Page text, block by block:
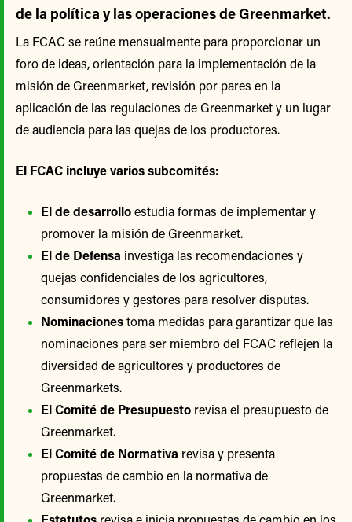
de la política y las operaciones de Greenmarket.
La FCAC se reúne mensualmente para proporcionar un
foro de ideas, orientación para la implementación de la
misión de Greenmarket, revisión por pares en la
aplicación de las regulaciones de Greenmarket y un lugar
de audiencia para las quejas de los productores.
El FCAC incluye varios subcomités:
El de desarrolloestudia formas de implementar y
promover la misión de Greenmarket.
El de Defensa investiga las recomendaciones y
quejas confidenciales de los agricultores,
consumidores y gestores para resolver disputas.
Nominacionestoma medidas para garantizar que las
nominaciones para ser miembro del FCAC reflejen la
diversidad de agricultores y productores de
Greenmarkets.
El Comité de Presupuesto revisa el presupuesto de
Greenmarket.
El Comité de Normativa revisa y presenta
propuestas de cambio en la normativa de
Greenmarket.